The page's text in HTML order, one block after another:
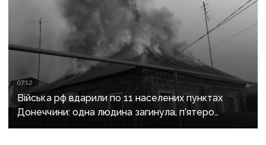
07:12
Війська рф вдарили по 11 населених пунктах
Донеччини: одна людина загинула, п’ятеро
поранені